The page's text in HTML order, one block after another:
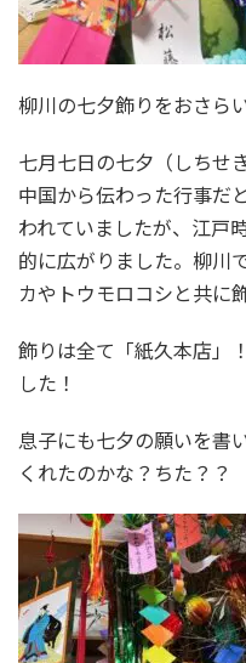
柳川の七夕飾りをおさら
七月七日の七夕（しちせ
中国から伝わった行事だ
われていましたが、江戸
的に広がりました。柳川
カやトウモロコシと共に
飾りは全て「紙久本店」
した！
息子にも七夕の願いを書
くれたのかな？ちた？？